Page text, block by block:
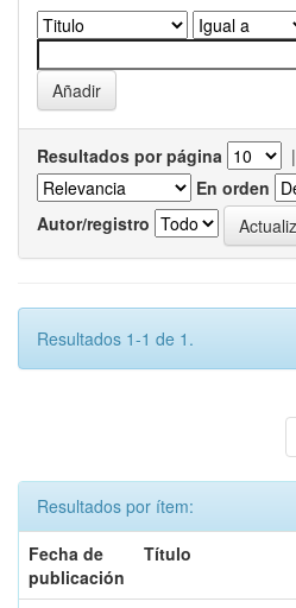
Resultados por página |
En orden
Autor/registro
Resultados 1-1 de 1.
Resultados por ítem:
Fecha de
publicación
Título